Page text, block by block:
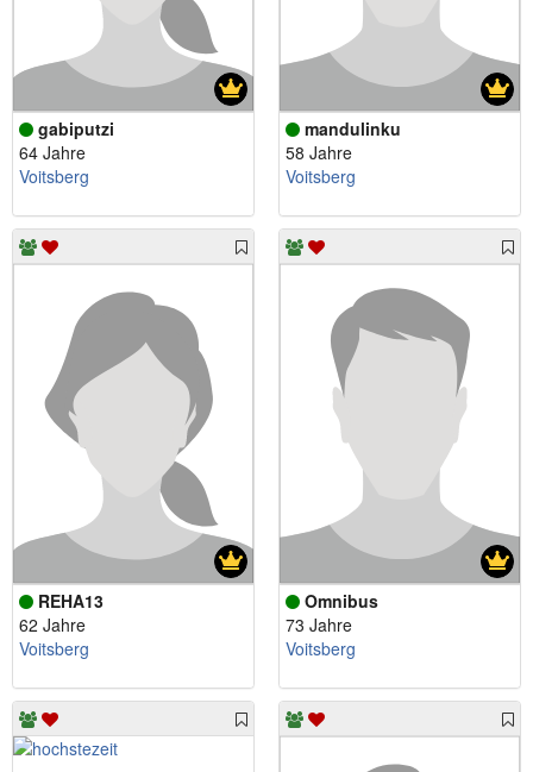
gabiputzi
64 Jahre
Voitsberg
mandulinku
58 Jahre
Voitsberg
REHA13
62 Jahre
Voitsberg
Omnibus
73 Jahre
Voitsberg